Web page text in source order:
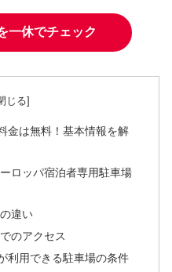
一休でチェック
金は無料！基本情報を解
ロッパ宿泊者専用駐車場
違い
のアクセス
利用できる駐車場の条件